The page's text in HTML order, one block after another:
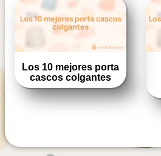
Los 10 mejores porta
cascos colgantes